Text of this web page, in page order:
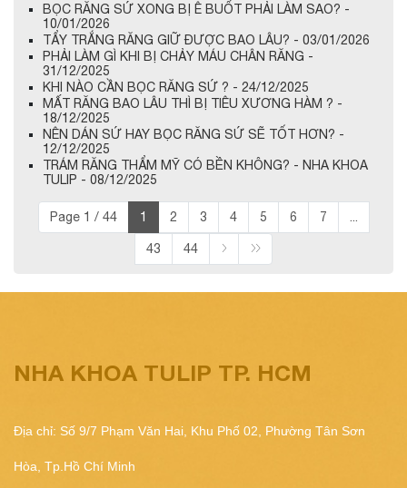
BỌC RĂNG SỨ XONG BỊ Ê BUỐT PHẢI LÀM SAO? -
10/01/2026
TẨY TRẮNG RĂNG GIỮ ĐƯỢC BAO LÂU? - 03/01/2026
PHẢI LÀM GÌ KHI BỊ CHẢY MÁU CHÂN RĂNG -
31/12/2025
KHI NÀO CẦN BỌC RĂNG SỨ ? - 24/12/2025
MẤT RĂNG BAO LÂU THÌ BỊ TIÊU XƯƠNG HÀM ? -
18/12/2025
NÊN DÁN SỨ HAY BỌC RĂNG SỨ SẼ TỐT HƠN? -
12/12/2025
TRÁM RĂNG THẨM MỸ CÓ BỀN KHÔNG? - NHA KHOA
TULIP - 08/12/2025
Page 1 / 44 1 2 3 4 5 6 7 ...
43 44
NHA KHOA TULIP TP. HCM
Địa chỉ: Số 9/7 Phạm Văn Hai, Khu Phố 02, Phường Tân Sơn
Hòa, Tp.Hồ Chí Minh